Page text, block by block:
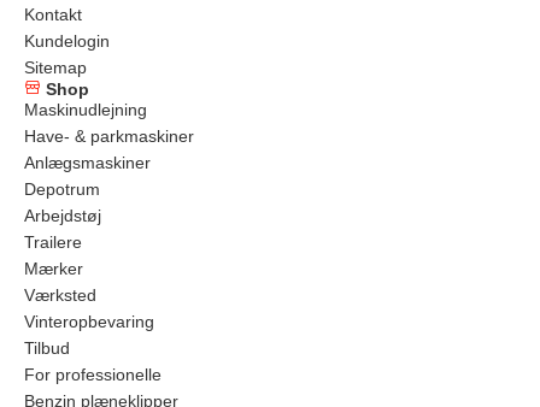
Kontakt
Kundelogin
Sitemap
Shop
Maskinudlejning
Have- & parkmaskiner
Anlægsmaskiner
Depotrum
Arbejdstøj
Trailere
Mærker
Værksted
Vinteropbevaring
Tilbud
For professionelle
Benzin plæneklipper